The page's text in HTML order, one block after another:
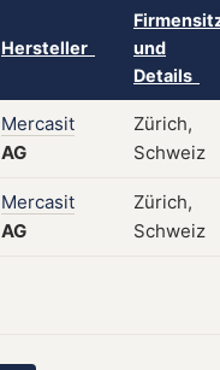
Hersteller
und
Details
Mercasit
AG
Zürich,
Schweiz
Mercasit
AG
Zürich,
Schweiz